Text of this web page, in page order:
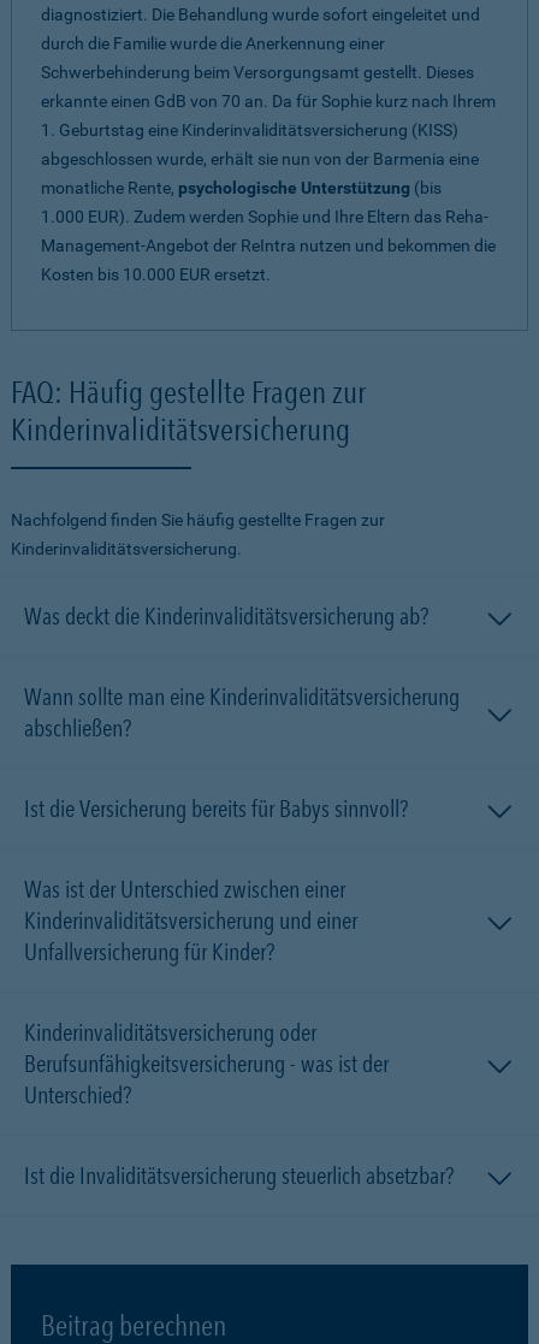
diagnostiziert. Die Behandlung wurde sofort eingeleitet und
durch die Familie wurde die Anerkennung einer
Schwerbehinderung beim Versorgungsamt gestellt. Dieses
erkannte einen GdB von 70 an. Da für Sophie kurz nach Ihrem
1. Geburtstag eine Kinderinvaliditätsversicherung (KISS)
abgeschlossen wurde, erhält sie nun von der Barmenia eine
monatliche Rente, psychologische Unterstützung (bis
1.000 EUR). Zudem werden Sophie und Ihre Eltern das Reha-
Management-Angebot der ReIntra nutzen und bekommen die
Kosten bis 10.000 EUR ersetzt.
FAQ: Häufig gestellte Fragen zur
Kinderinvaliditätsversicherung
Nachfolgend finden Sie häufig gestellte Fragen zur
Kinderinvaliditätsversicherung.
Was deckt die Kinderinvaliditätsversicherung ab?
Wann sollte man eine Kinderinvaliditätsversicherung
abschließen?
Ist die Versicherung bereits für Babys sinnvoll?
Was ist der Unterschied zwischen einer
Kinderinvaliditätsversicherung und einer
Unfallversicherung für Kinder?
Kinderinvaliditätsversicherung oder
Berufsunfähigkeitsversicherung - was ist der
Unterschied?
Ist die Invaliditätsversicherung steuerlich absetzbar?
Beitrag berechnen